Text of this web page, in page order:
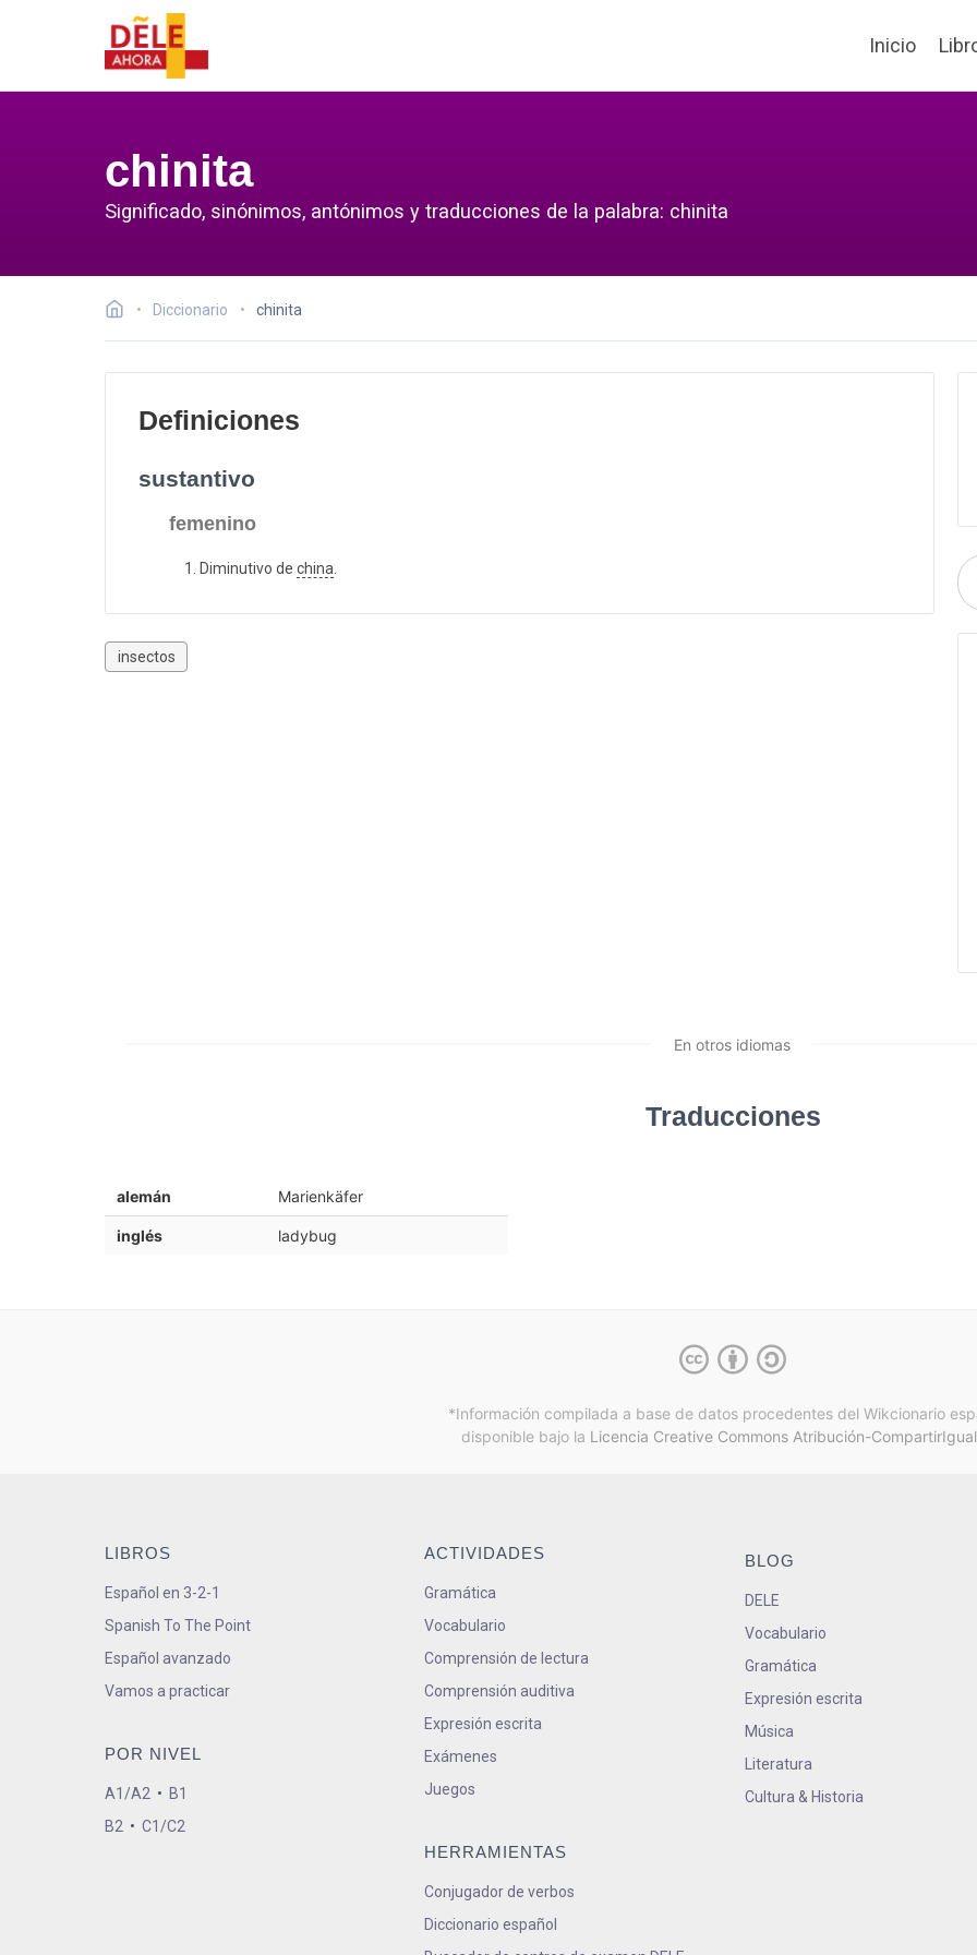
Inicio
chinita
Significado, sinónimos, antónimos y traducciones de la palabra: chinita
Diccionario chinita
Definiciones
sustantivo
femenino
Diminutivo de china.
insectos
En otros idiomas
Traducciones
alemán Marienkäfer
inglés ladybug
*Información compilada a base de datos procedentes del Wikcionario
disponible bajo la Licencia Creative Commons Atribución-
LIBROS
Español en 3-2-1
Spanish To The Point
Español avanzado
Vamos a practicar
POR NIVEL
A1/A2 • B1
B2 • C1/C2
ACTIVIDADES
Gramática
Vocabulario
Comprensión de lectura
Comprensión auditiva
Expresión escrita
Exámenes
Juegos
HERRAMIENTAS
Conjugador de verbos
Diccionario español
BLOG
DELE
Vocabulario
Gramática
Expresión escrita
Música
Literatura
Cultura & Historia